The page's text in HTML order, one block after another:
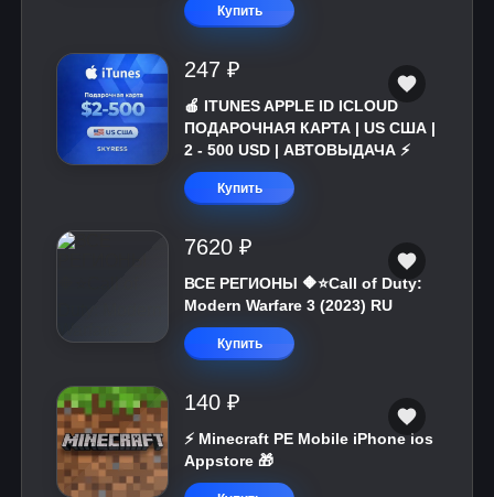
Купить
247 ₽
🍎 ITUNES APPLE ID ICLOUD
ПОДАРОЧНАЯ КАРТА | US США |
2 - 500 USD | АВТОВЫДАЧА ⚡️
Купить
7620 ₽
ВСЕ РЕГИОНЫ 🔶⭐Call of Duty:
Modern Warfare 3 (2023) RU
Купить
140 ₽
⚡️ Minecraft PE Mobile iPhone ios
Appstore 🎁